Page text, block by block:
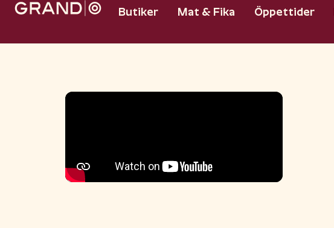
Butiker Mat & Fika Öppettider